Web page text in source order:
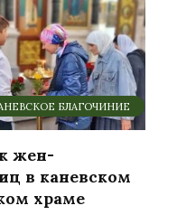
БЛАГОЧИНИЕ
жен-
в каневском
храме